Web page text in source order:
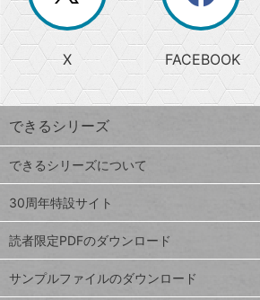
る
search
検
索
上
昇
ワ
ー
ド
Google
スプレ
ッドシ
ート
iPhone
VLOOKUP
じ
る
か
ら
探
す
ト
ッ
プ
ペ
ジ
X FACEBOOK
できるシリーズ
できるシリーズについて
30周年特設サイト
読者限定PDFのダウンロード
サンプルファイルのダウンロード